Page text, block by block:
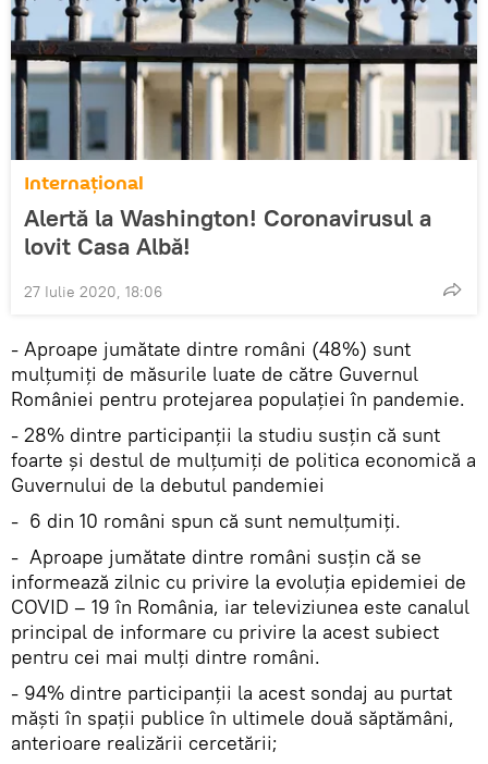
Internaţional
Alertă la Washington! Coronavirusul a
lovit Casa Albă!
27 Iulie 2020, 18:06
- Aproape jumătate dintre români (48%) sunt
mulțumiți de măsurile luate de către Guvernul
României pentru protejarea populației în pandemie.
- 28% dintre participanții la studiu susțin că sunt
foarte și destul de mulțumiți de politica economică a
Guvernului de la debutul pandemiei
- 6 din 10 români spun că sunt nemulțumiți.
- Aproape jumătate dintre români susțin că se
informează zilnic cu privire la evoluția epidemiei de
COVID – 19 în România, iar televiziunea este canalul
principal de informare cu privire la acest subiect
pentru cei mai mulți dintre români.
- 94% dintre participanții la acest sondaj au purtat
măști în spații publice în ultimele două săptămâni,
anterioare realizării cercetării;